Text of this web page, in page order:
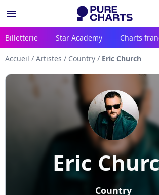
menu
Billetterie Star Academy Charts
Accueil / Artistes / Country / Eric Church
Eric
Country